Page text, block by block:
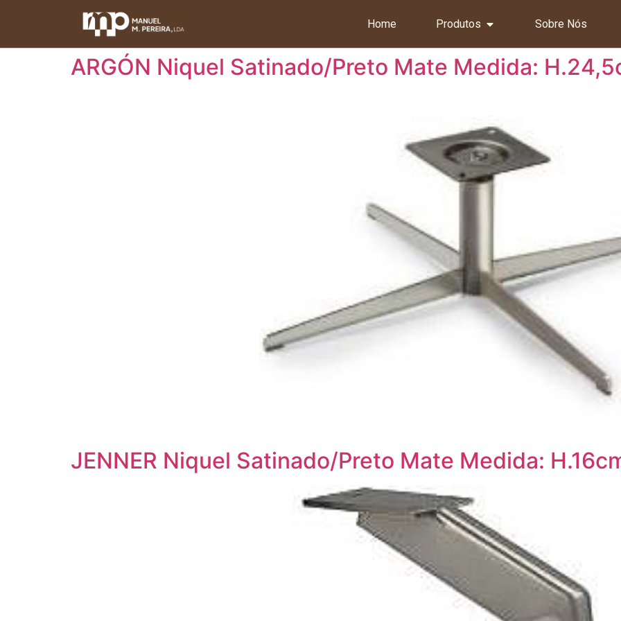
Home Produtos Sobre Nós
ARGÓN Niquel Satinado/Preto Mate Medida:
JENNER Niquel Satinado/Preto Mate Medida: